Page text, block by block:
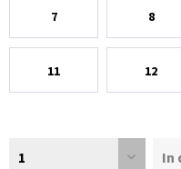
7 8
11 12
1 In